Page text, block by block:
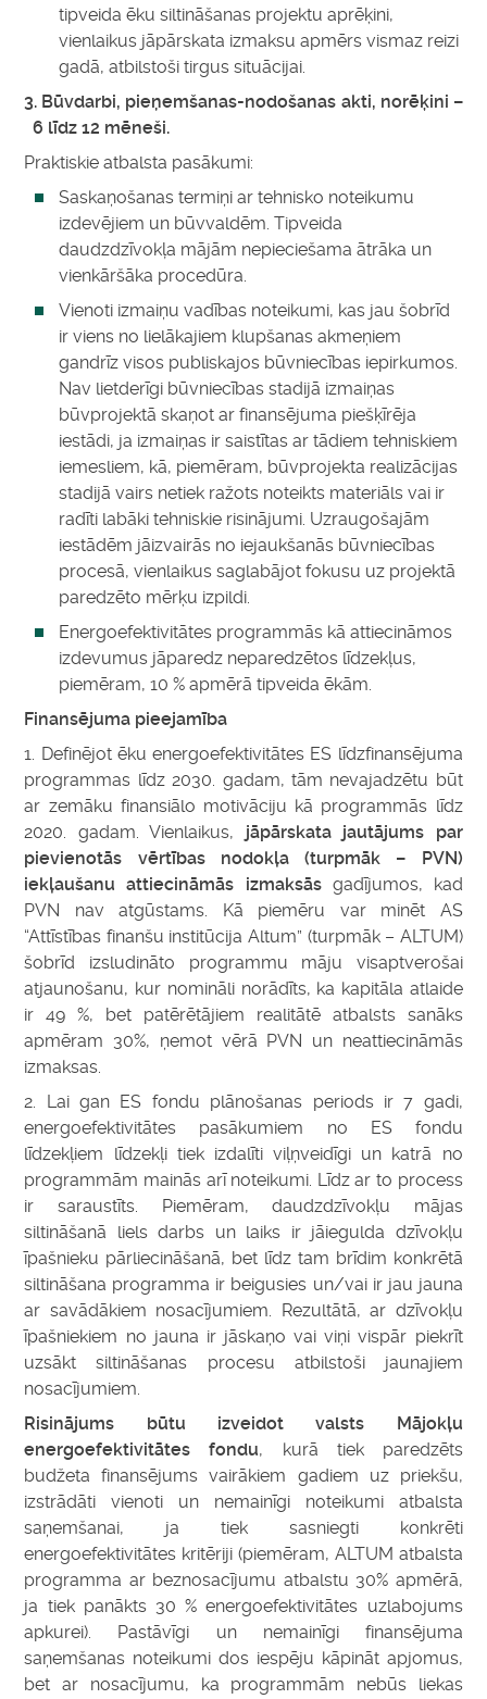
tipveida ēku siltināšanas projektu aprēķini,
vienlaikus jāpārskata izmaksu apmērs vismaz reizi
gadā, atbilstoši tirgus situācijai.
3. Būvdarbi, pieņemšanas-nodošanas akti, norēķini –
6 līdz 12 mēneši.
Praktiskie atbalsta pasākumi:
Saskaņošanas termiņi ar tehnisko noteikumu
izdevējiem un būvvaldēm. Tipveida
daudzdzīvokļa mājām nepieciešama ātrāka un
vienkāršāka procedūra.
Vienoti izmaiņu vadības noteikumi, kas jau šobrīd
ir viens no lielākajiem klupšanas akmeņiem
gandrīz visos publiskajos būvniecības iepirkumos.
Nav lietderīgi būvniecības stadijā izmaiņas
būvprojektā skaņot ar finansējuma piešķīrēja
iestādi, ja izmaiņas ir saistītas ar tādiem tehniskiem
iemesliem, kā, piemēram, būvprojekta realizācijas
stadijā vairs netiek ražots noteikts materiāls vai ir
radīti labāki tehniskie risinājumi. Uzraugošajām
iestādēm jāizvairās no iejaukšanās būvniecības
procesā, vienlaikus saglabājot fokusu uz projektā
paredzēto mērķu izpildi.
Energoefektivitātes programmās kā attiecināmos
izdevumus jāparedz neparedzētos līdzekļus,
piemēram, 10 % apmērā tipveida ēkām.
Finansējuma pieejamība
1. Definējot ēku energoefektivitātes ES līdzfinansējuma
programmas līdz 2030. gadam, tām nevajadzētu būt
ar zemāku finansiālo motivāciju kā programmās līdz
2020. gadam. Vienlaikus, jāpārskata jautājums par
pievienotās vērtības nodokļa (turpmāk – PVN)
iekļaušanu attiecināmās izmaksās gadījumos, kad
PVN nav atgūstams. Kā piemēru var minēt AS
“Attīstības finanšu institūcija Altum” (turpmāk – ALTUM)
šobrīd izsludināto programmu māju visaptverošai
atjaunošanu, kur nomināli norādīts, ka kapitāla atlaide
ir 49 %, bet patērētājiem realitātē atbalsts sanāks
apmēram 30%, ņemot vērā PVN un neattiecināmās
izmaksas.
2. Lai gan ES fondu plānošanas periods ir 7 gadi,
energoefektivitātes pasākumiem no ES fondu
līdzekļiem līdzekļi tiek izdalīti viļņveidīgi un katrā no
programmām mainās arī noteikumi. Līdz ar to process
ir saraustīts. Piemēram, daudzdzīvokļu mājas
siltināšanā liels darbs un laiks ir jāiegulda dzīvokļu
īpašnieku pārliecināšanā, bet līdz tam brīdim konkrētā
siltināšana programma ir beigusies un/vai ir jau jauna
ar savādākiem nosacījumiem. Rezultātā, ar dzīvokļu
īpašniekiem no jauna ir jāskaņo vai viņi vispār piekrīt
uzsākt siltināšanas procesu atbilstoši jaunajiem
nosacījumiem.
Risinājums būtu izveidot valsts Mājokļu
energoefektivitātes fondu, kurā tiek paredzēts
budžeta finansējums vairākiem gadiem uz priekšu,
izstrādāti vienoti un nemainīgi noteikumi atbalsta
saņemšanai, ja tiek sasniegti konkrēti
energoefektivitātes kritēriji (piemēram, ALTUM atbalsta
programma ar beznosacījumu atbalstu 30% apmērā,
ja tiek panākts 30 % energoefektivitātes uzlabojums
apkurei). Pastāvīgi un nemainīgi finansējuma
saņemšanas noteikumi dos iespēju kāpināt apjomus,
bet ar nosacījumu, ka programmām nebūs liekas